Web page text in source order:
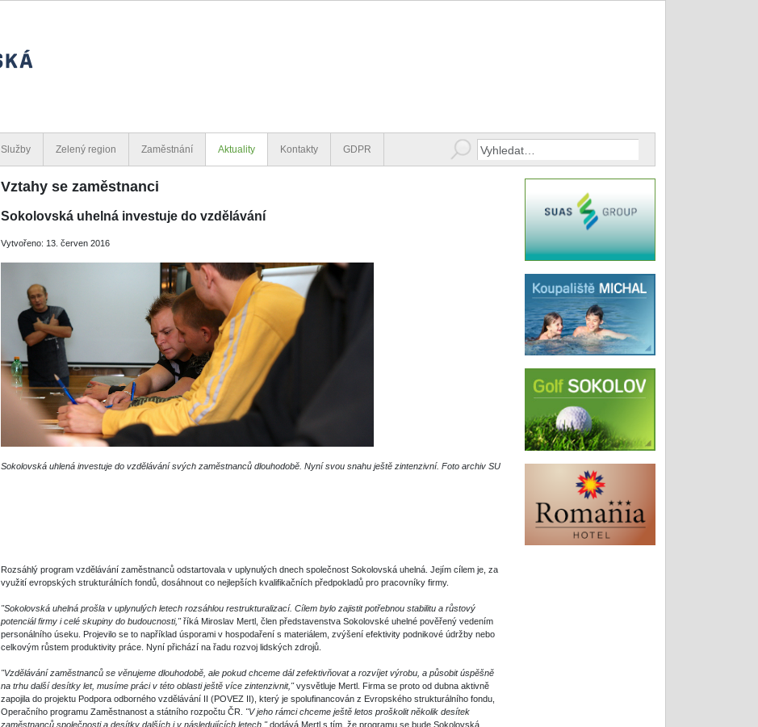
Služby Zelený region Zaměstnání Aktuality Kontakty GDPR
Vztahy se zaměstnanci
Sokolovská uhelná investuje do vzdělávání
Vytvořeno: 13. červen 2016
Sokolovská uhlená investuje do vzdělávání svých zaměstnanců dlouhodobě. Nyní svou snahu ještě zintenzivní. Foto archiv SU
Rozsáhlý program vzdělávání zaměstnanců odstartovala v uplynulých dnech společnost Sokolovská uhelná. Jejím cílem je, za
využití evropských strukturálních fondů, dosáhnout co nejlepších kvalifikačních předpokladů pro pracovníky firmy.
"Sokolovská uhelná prošla v uplynulých letech rozsáhlou restrukturalizací. Cílem bylo zajistit potřebnou stabilitu a růstový
potenciál firmy i celé skupiny do budoucnosti,"říká Miroslav Mertl, člen představenstva Sokolovské uhelné pověřený vedením
personálního úseku. Projevilo se to například úsporami v hospodaření s materiálem, zvýšení efektivity podnikové údržby nebo
celkovým růstem produktivity práce. Nyní přichází na řadu rozvoj lidských zdrojů.
"Vzdělávání zaměstnanců se věnujeme dlouhodobě, ale pokud chceme dál zefektivňovat a rozvíjet výrobu, a působit úspěšně
na trhu další desítky let, musíme práci v této oblasti ještě více zintenzivnit,"vysvětluje Mertl. Firma se proto od dubna aktivně
zapojila do projektu Podpora odborného vzdělávání II (POVEZ II), který je spolufinancován z Evropského strukturálního fondu,
Operačního programu Zaměstnanost a státního rozpočtu ČR.
"V jeho rámci chceme ještě letos proškolit několik desítek
zaměstnanců společnosti a desítky dalších i v následujících letech,"dodává Mertl s tím, že programu se bude Sokolovská